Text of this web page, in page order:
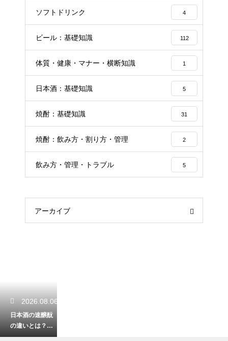
ソフトドリンク 4
ビール：基礎知識 112
体質・健康・マナー・横断知識 1
日本酒：基礎知識 5
焼酎：基礎知識 31
焼酎：飲み方・割り方・管理 2
飲み方・管理・トラブル 5
アーカイブ
2026.08.06
日本酒の速醸酛
の違いとは？伝
統的な生酛との